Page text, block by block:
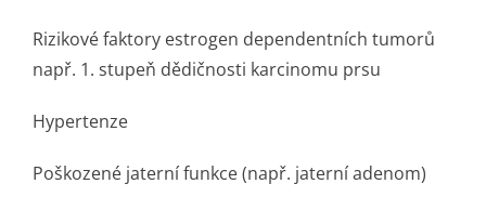
Rizikové faktory estrogen dependentních tumorů
např. 1. stupeň dědičnosti karcinomu prsu
Hypertenze
Poškozené jaterní funkce (např. jaterní adenom)